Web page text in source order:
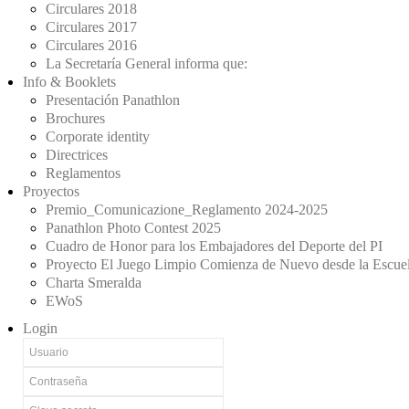
Circulares 2018
Circulares 2017
Circulares 2016
La Secretaría General informa que:
Info & Booklets
Presentación Panathlon
Brochures
Corporate identity
Directrices
Reglamentos
Proyectos
Premio_Comunicazione_Reglamento 2024-2025
Panathlon Photo Contest 2025
Cuadro de Honor para los Embajadores del Deporte del PI
Proyecto El Juego Limpio Comienza de Nuevo desde la
Charta Smeralda
EWoS
Login